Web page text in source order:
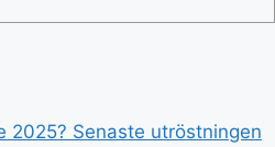
2025? Senaste utröstningen